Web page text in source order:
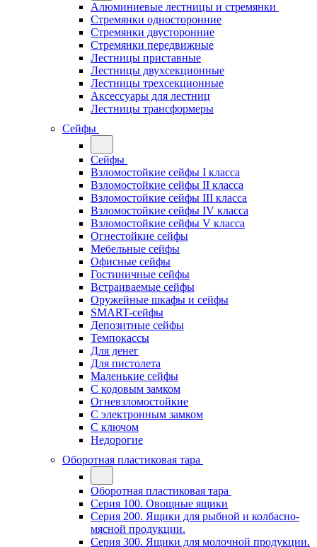
Алюминиевые лестницы и стремянки
Стремянки односторонние
Стремянки двусторонние
Стремянки передвижные
Лестницы приставные
Лестницы двухсекционные
Лестницы трехсекционные
Аксессуары для лестниц
Лестницы трансформеры
Сейфы
Сейфы
Взломостойкие сейфы I класса
Взломостойкие сейфы II класса
Взломостойкие сейфы III класса
Взломостойкие сейфы IV класса
Взломостойкие сейфы V класса
Огнестойкие сейфы
Мебельные сейфы
Офисные сейфы
Гостиничные сейфы
Встраиваемые сейфы
Оружейные шкафы и сейфы
SMART-сейфы
Депозитные сейфы
Темпокассы
Для денег
Для пистолета
Маленькие сейфы
С кодовым замком
Огневзломостойкие
С электронным замком
С ключом
Недорогие
Оборотная пластиковая тара
Оборотная пластиковая тара
Серия 100. Овощные ящики
Серия 200. Ящики для рыбной и колбасно-
мясной продукции.
Серия 300. Ящики для молочной продукции.